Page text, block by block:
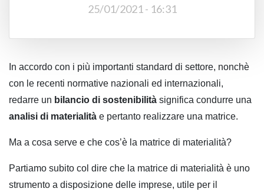
25/01/2021 - 16:31
In accordo con i più importanti standard di settore, nonchè
con le recenti normative nazionali ed internazionali,
redarre un bilancio di sostenibilità significa condurre una
analisi di materialità e pertanto realizzare una matrice.
Ma a cosa serve e che cos’è la matrice di materialità?
Partiamo subito col dire che la matrice di materialità è uno
strumento a disposizione delle imprese, utile per il